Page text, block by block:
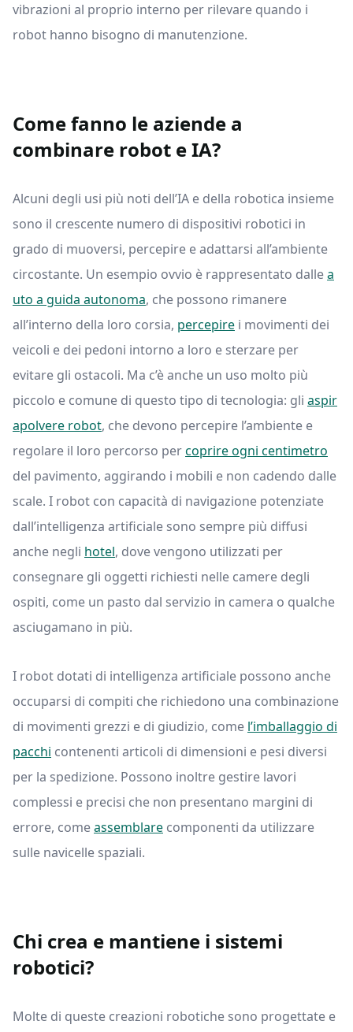
vibrazioni al proprio interno per rilevare quando i
robot hanno bisogno di manutenzione.
Come fanno le aziende a
combinare robot e IA?
Alcuni degli usi più noti dell’IA e della robotica insieme
sono il crescente numero di dispositivi robotici in
grado di muoversi, percepire e adattarsi all’ambiente
circostante. Un esempio ovvio è rappresentato dallea
uto a guida autonoma, che possono rimanere
all’interno della loro corsia, percepire i movimenti dei
veicoli e dei pedoni intorno a loro e sterzare per
evitare gli ostacoli. Ma c’è anche un uso molto più
piccolo e comune di questo tipo di tecnologia: gli aspir
apolvere robot, che devono percepire l’ambiente e
regolare il loro percorso percoprire ogni centimetro
del pavimento, aggirando i mobili e non cadendo dalle
scale. I robot con capacità di navigazione potenziate
dall’intelligenza artificiale sono sempre più diffusi
anche negli hotel, dove vengono utilizzati per
consegnare gli oggetti richiesti nelle camere degli
ospiti, come un pasto dal servizio in camera o qualche
asciugamano in più.
I robot dotati di intelligenza artificiale possono anche
occuparsi di compiti che richiedono una combinazione
di movimenti grezzi e di giudizio, come l’imballaggio di
pacchi contenenti articoli di dimensioni e pesi diversi
per la spedizione. Possono inoltre gestire lavori
complessi e precisi che non presentano margini di
errore, comeassemblare componenti da utilizzare
sulle navicelle spaziali.
Chi crea e mantiene i sistemi
robotici?
Molte di queste creazioni robotiche sono progettate e